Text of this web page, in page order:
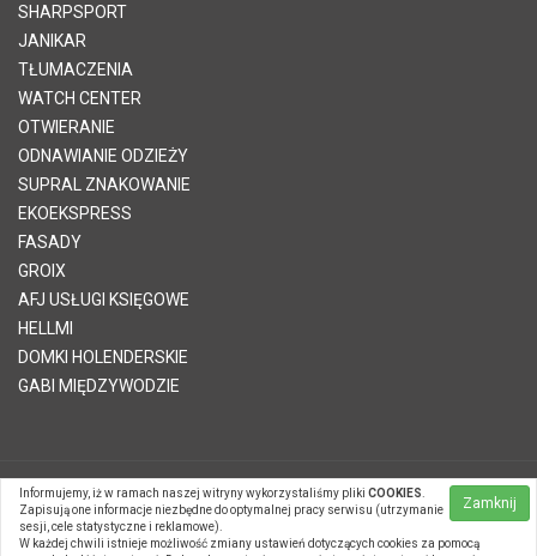
SHARPSPORT
JANIKAR
TŁUMACZENIA
WATCH CENTER
OTWIERANIE
ODNAWIANIE ODZIEŻY
SUPRAL ZNAKOWANIE
EKOEKSPRESS
FASADY
GROIX
AFJ USŁUGI KSIĘGOWE
HELLMI
DOMKI HOLENDERSKIE
GABI MIĘDZYWODZIE
© 2026 Telvinet Sp. z o.o. | Kopiowanie treści zabronione |
Systemy CMS Telvinet.pl
Zaloguj się| |Zarejestruj
Zamknij
Informujemy, iż w ramach naszej witryny wykorzystaliśmy pliki COOKIES
Zapisują one informacje niezbędne do optymalnej pracy serwisu (utrzymanie
sesji, cele statystyczne i reklamowe).
W każdej chwili istnieje możliwość zmiany ustawień dotyczących cookies za pomocą